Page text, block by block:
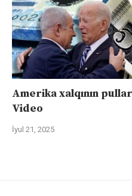
Amerika xalqının
Video
İyul 21, 2025